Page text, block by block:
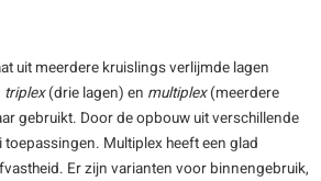
uit meerdere kruislings verlijmde lagen
triplex(drie lagen) en multiplex(meerdere
gebruikt. Door de opbouw uit verschillende
Multiplex heeft een glad
Er zijn varianten voor binnengebruik,